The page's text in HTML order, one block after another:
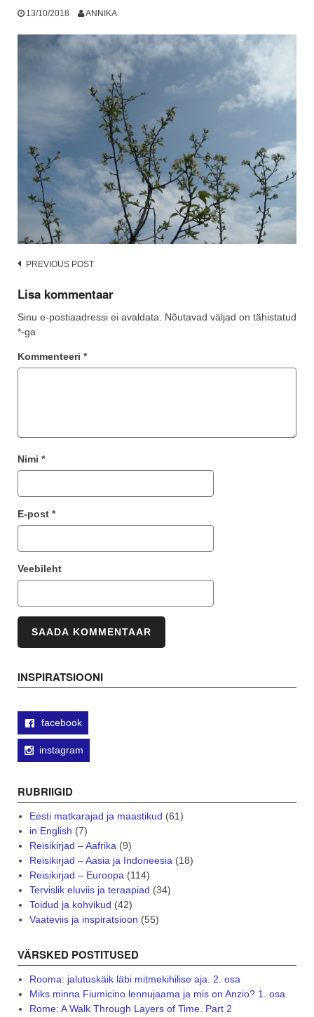
13/10/2018 ANNIKA
Post
navigation
PREVIOUS POST
Lisa kommentaar
Sinu e-postiaadressi ei avaldata. Nõutavad väljad on tähistatud
*-ga
Kommenteeri *
Nimi *
E-post *
Veebileht
INSPIRATSIOONI
facebook
instagram
RUBRIIGID
Eesti matkarajad ja maastikud (61)
in English (7)
Reisikirjad – Aafrika(9)
Reisikirjad – Aasia ja Indoneesia(18)
Reisikirjad – Euroopa(114)
Tervislik eluviis ja teraapiad (34)
Toidud ja kohvikud (42)
Vaateviis ja inspiratsioon (55)
VÄRSKED POSTITUSED
Rooma: jalutuskäik läbi mitmekihilise aja. 2. osa
Miks minna Fiumicino lennujaama ja mis on Anzio? 1. osa
Rome: A Walk Through Layers of Time. Part 2